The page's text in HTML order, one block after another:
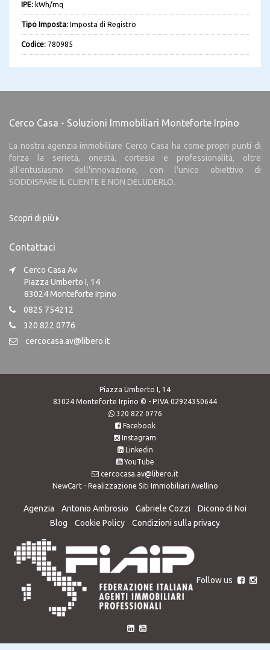
IPE: kWh/mq
Tipo Imposta: Imposta di Registro
Codice: 780985
Cerco Casa - Soluzioni Immobiliari Monteforte Irpino
La nostra agenzia immobiliare Cerco Casa ha come propri punti di
forza la serietà, onestà, cortesia e professionalità, oltre
all'entusiasmo dell'innovazione, con l'unico obiettivo di
SODDISFARE IL CLIENTE E NON DELUDERLO.
Scopri di più
Contattaci
Cerco Casa Av
Piazza Umberto I, 14
83024 Monteforte Irpino
0825 754212
320 822 0776
cercocasa.av@libero.it
Piazza Umberto I, 14
83024 Monteforte Irpino © - P.IVA 02924350644
320 822 0776
Facebook
Instagram
Linkedin
YouTube
cercocasa.av@libero.it
NewCart - Realizzazione Siti Immobiliari Avellino
Agenzia Antonio Ambrosio Gabriele Cozzi
Dicono di Noi
Blog
Cookie Policy Condizioni sulla privacy
Follow us